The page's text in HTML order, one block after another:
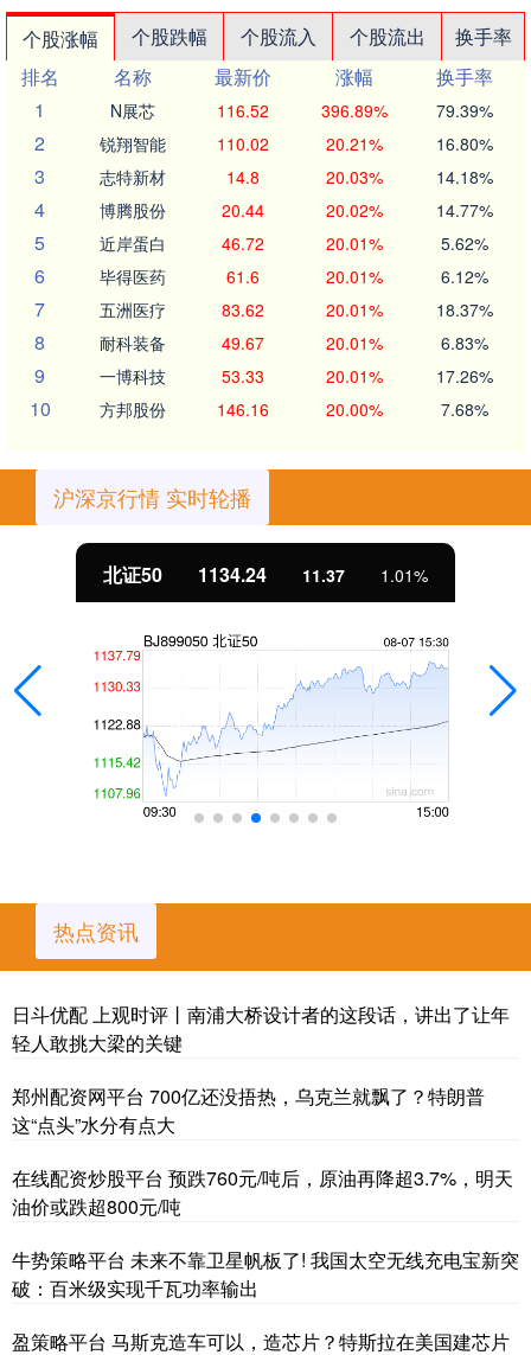
个股涨幅 个股跌幅 个股流入 个股流出
换手率
排名
名称 最新价 涨幅
换手率
1
N展芯 116.52 396.89% 79.39%
2 锐翔智能 110.02 20.21% 16.80%
3 志特新材 14.8 20.03% 14.18%
4 博腾股份 20.44 20.02% 14.77%
5 近岸蛋白 46.72 20.01% 5.62%
6 毕得医药 61.6 20.01% 6.12%
7 五洲医疗 83.62 20.01% 18.37%
8 耐科装备 49.67 20.01% 6.83%
9 一博科技 53.33 20.01% 17.26%
10 方邦股份 146.16 20.00% 7.68%
沪深京行情 实时轮播
北证50 1134.24 11.37 1.01%
热点资讯
日斗优配 上观时评丨南浦大桥设计者的这段话，讲出了让年
轻人敢挑大梁的关键
郑州配资网平台 700亿还没捂热，乌克兰就飘了？特朗普
这“点头”水分有点大
在线配资炒股平台 预跌760元/吨后，原油再降超3.7%，明天
油价或跌超800元/吨
牛势策略平台 未来不靠卫星帆板了! 我国太空无线充电宝新突
破：百米级实现千瓦功率输出
盈策略平台 马斯克造车可以，造芯片？特斯拉在美国建芯片